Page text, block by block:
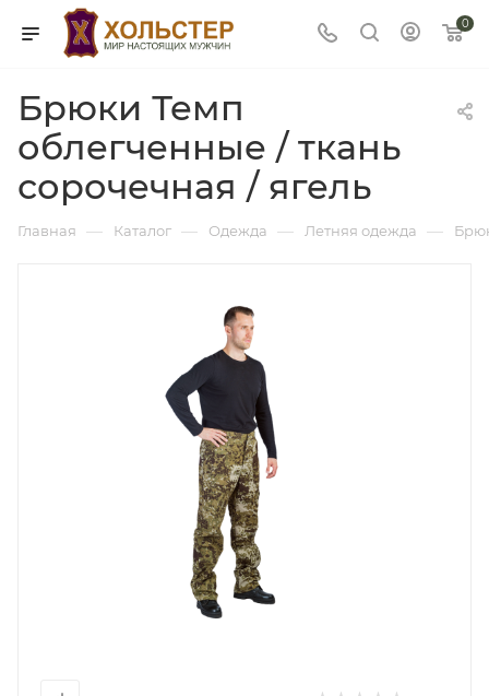
0
Брюки Темп
облегченные / ткань
сорочечная / ягель
Главная — Каталог — Одежда — Летняя одежда —